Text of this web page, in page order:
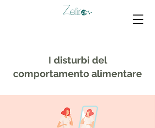
I disturbi del
comportamento alimentare